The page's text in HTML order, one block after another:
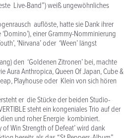
Live-Band”) weiß ungewöhnliches
auflöste, hatte sie Dank ihrer
einer Grammy-Nomminierung
‘Nirvana’ oder ‘Ween’ längst
den ‘Goldenen Zitronen’ bei, machte
Aura Anthropica, Queen Of Japan, Cube &
Playhouse oder Klein von sich hören
er die Stücke der beiden Studio-
steht ein kongeniales Trio auf der
und roher Energie kombiniert.
Win Strength of Defeat’ wird dank